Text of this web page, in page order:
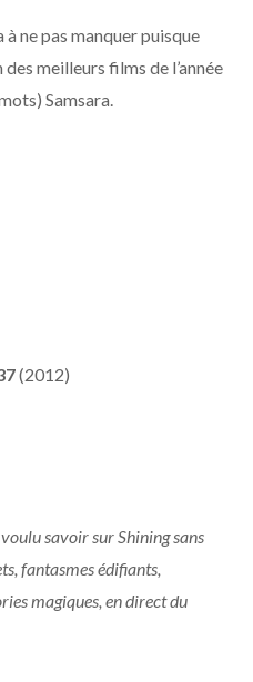
ne pas manquer puisque
meilleurs films de l’année
Samsara.
(2012)
savoir sur Shining sans
fantasmes édifiants,
magiques, en direct du